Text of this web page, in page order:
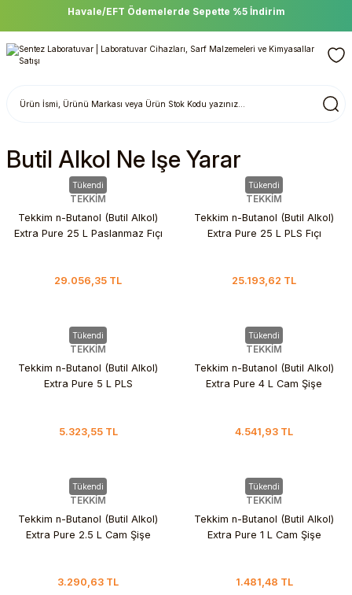
Havale/EFT Ödemelerde Sepette %5 İndirim
Butil Alkol Ne Işe Yarar
Tükendi
TEKKİM
Tekkim n-Butanol (Butil Alkol)
Extra Pure 25 L Paslanmaz Fıçı
29.056,35 TL
Tükendi
TEKKİM
Tekkim n-Butanol (Butil Alkol)
Extra Pure 25 L PLS Fıçı
25.193,62 TL
Tükendi
TEKKİM
Tekkim n-Butanol (Butil Alkol)
Extra Pure 5 L PLS
5.323,55 TL
Tükendi
TEKKİM
Tekkim n-Butanol (Butil Alkol)
Extra Pure 4 L Cam Şişe
4.541,93 TL
Tükendi
TEKKİM
Tekkim n-Butanol (Butil Alkol)
Extra Pure 2.5 L Cam Şişe
3.290,63 TL
Tükendi
TEKKİM
Tekkim n-Butanol (Butil Alkol)
Extra Pure 1 L Cam Şişe
1.481,48 TL